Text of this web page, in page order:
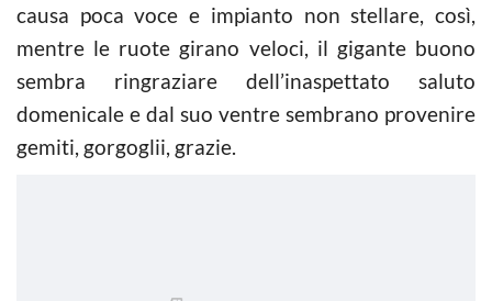
causa poca voce e impianto non stellare, così,
mentre le ruote girano veloci, il gigante buono
sembra ringraziare dell’inaspettato saluto
domenicale e dal suo ventre sembrano provenire
gemiti, gorgoglii, grazie.